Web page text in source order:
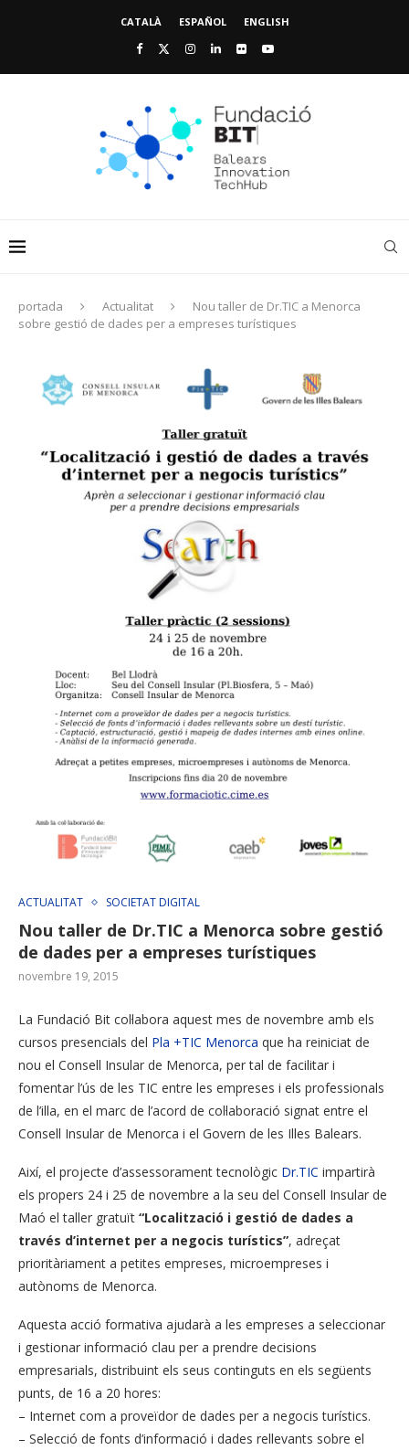
CATALÀ ESPAÑOL ENGLISH
portada Actualitat
Nou taller de Dr.TIC a Menorca
sobre gestió de dades per a empreses turístiques
ACTUALITAT SOCIETAT DIGITAL
Nou taller de Dr.TIC a Menorca sobre gestió
de dades per a empreses turístiques
novembre 19, 2015
La Fundació Bit col·labora aquest mes de novembre amb els
cursos presencials del Pla +TIC Menorca que ha reiniciat de
nou el Consell Insular de Menorca, per tal de facilitar i
fomentar l’ús de les TIC entre les empreses i els professionals
de l’illa, en el marc de l’acord de col·laboració signat entre el
Consell Insular de Menorca i el Govern de les Illes Balears.
Així, el projecte d’assessorament tecnològic Dr.TIC impartirà
els propers 24 i 25 de novembre a la seu del Consell Insular de
Maó el taller gratuït “Localització i gestió de dades a
través d’internet per a negocis turístics”, adreçat
prioritàriament a petites empreses, microempreses i
autònoms de Menorca.
Aquesta acció formativa ajudarà a les empreses a seleccionar
i gestionar informació clau per a prendre decisions
empresarials, distribuint els seus continguts en els següents
punts, de 16 a 20 hores:
– Internet com a proveïdor de dades per a negocis turístics.
– Selecció de fonts d’informació i dades rellevants sobre el